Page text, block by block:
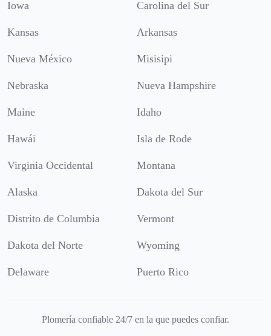
Iowa Carolina del Sur
Kansas Arkansas
Nueva México Misisipi
Nebraska Nueva Hampshire
Maine Idaho
Hawái Isla de Rode
Virginia Occidental Montana
Alaska Dakota del Sur
Distrito de Columbia Vermont
Dakota del Norte Wyoming
Delaware Puerto Rico
Plomería confiable 24/7 en la que puedes confiar.